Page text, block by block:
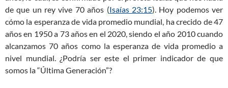
de que un rey vive 70 años (Isaías 23:15). Hoy podemos ver
cómo la esperanza de vida promedio mundial, ha crecido de 47
años en 1950 a 73 años en el 2020, siendo el año 2010 cuando
alcanzamos 70 años como la esperanza de vida promedio a
nivel mundial. ¿Podría ser este el primer indicador de que
somos la “Última Generación”?